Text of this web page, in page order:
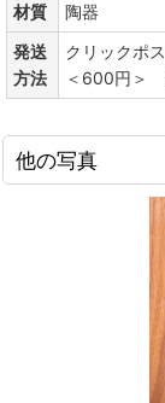
材質
陶器
発送
方法
クリックポ
＜600円＞
他の写真